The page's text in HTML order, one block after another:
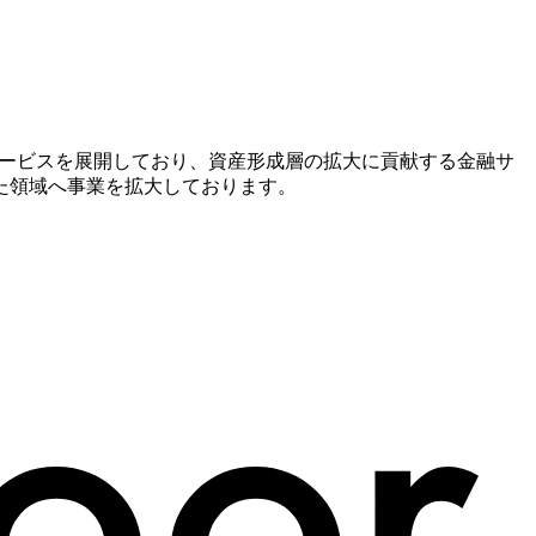
ビスを展開しており、資産形成層の拡大に貢献する金融サ
域へ事業を拡大しております。